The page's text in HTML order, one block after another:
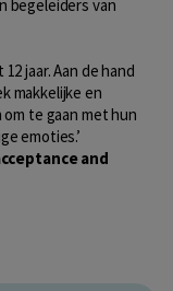
begeleiders van
jaar. Aan de hand
makkelijke en
te gaan met hun
emoties.’
and